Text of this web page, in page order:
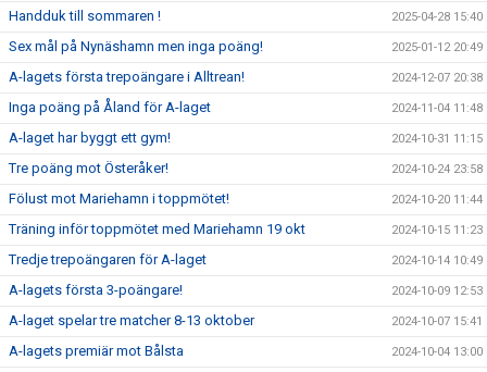
Handduk till sommaren ! 2025-04-28 15:40
Sex mål på Nynäshamn men inga poäng! 2025-01-12 20:49
A-lagets första trepoängare i Alltrean! 2024-12-07 20:38
Inga poäng på Åland för A-laget 2024-11-04 11:48
A-laget har byggt ett gym! 2024-10-31 11:15
Tre poäng mot Österåker! 2024-10-24 23:58
Fölust mot Mariehamn i toppmötet! 2024-10-20 11:44
Träning inför toppmötet med Mariehamn 19 okt 2024-10-15 11:23
Tredje trepoängaren för A-laget 2024-10-14 10:49
A-lagets första 3-poängare! 2024-10-09 12:53
A-laget spelar tre matcher 8-13 oktober 2024-10-07 15:41
A-lagets premiär mot Bålsta 2024-10-04 13:00